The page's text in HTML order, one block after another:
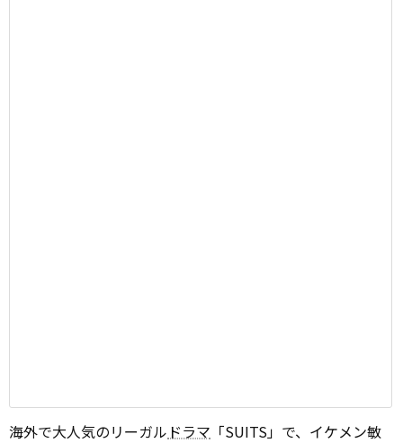
海外で大人気のリーガル ドラマ 「SUITS」で、イケメン敏